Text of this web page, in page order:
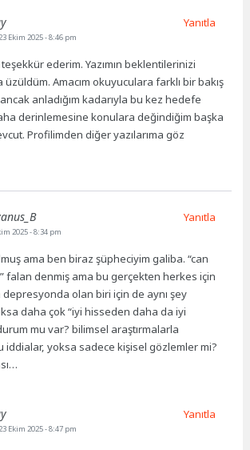
Ekim 2025 - 8:46 pm
ederim. Yazımın beklentilerinizi
üzüldüm. Amacım okuyuculara farklı bir bakış
ancak anladığım kadarıyla bu kez hedefe
derinlemesine konulara değindiğim başka
Profilimden diğer yazılarıma göz
Yanıtla
2025 - 8:34 pm
ama ben biraz şüpheciyim galiba. “can
falan denmiş ama bu gerçekten herkes için
olan biri için de aynı şey
daha çok “iyi hisseden daha da iyi
mu var? bilimsel araştırmalarla
iddialar, yoksa sadece kişisel gözlemler mi?
Yanıtla
Ekim 2025 - 8:47 pm
Yanıtla